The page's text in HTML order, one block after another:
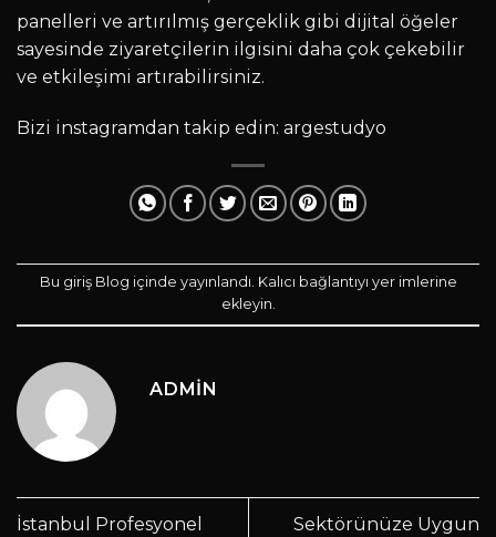
panelleri ve artırılmış gerçeklik gibi dijital öğeler
sayesinde ziyaretçilerin ilgisini daha çok çekebilir
ve etkileşimi artırabilirsiniz.
Bizi instagramdan takip edin: argestudyo
Bu giriş Blog içinde yayınlandı. Kalıcı bağlantıyı yer imlerine
ekleyin.
ADMIN
İstanbul Profesyonel Sektörünüze Uygun